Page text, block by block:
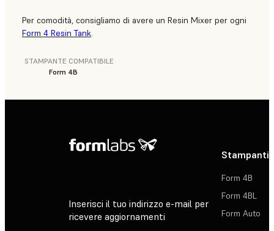
Per comodità, consigliamo di avere un Resin Mixer per ogni
Form 4 Resin Tank.
STAMPANTE COMPATIBILE
Form 4B
Inserisci il tuo indirizzo e-mail per
ricevere aggiornamenti
Stampanti
Form 4B
Form 4BL
Form Auto